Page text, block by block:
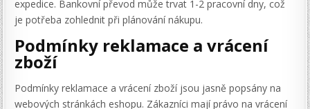
expedice. Bankovní převod může trvat 1-2 pracovní dny, což
je potřeba zohlednit při plánování nákupu.
Podmínky reklamace a vrácení
zboží
Podmínky reklamace a vrácení zboží jsou jasně popsány na
webových stránkách eshopu. Zákazníci mají právo na vrácení